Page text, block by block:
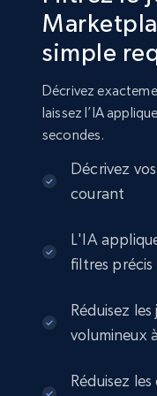
482+
Apple App Store
Monetization
more.
Ad verification
simple
Décrivez
laissez l’IA
secondes.
Décrivez
courant
L'IA
filtres précis
Réduisez
volumineux
Réduisez